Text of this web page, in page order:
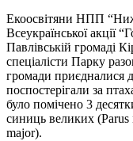
Екоосвітяни НПП
Всеукраїнської акції
Павлівській громаді
спеціалісти Парку
громади приєдналися
поспостерігали за
було помічено 3
синиць великих (Parus
major).